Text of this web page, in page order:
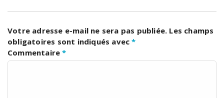
Votre adresse e-mail ne sera pas publiée. Les champs
obligatoires sont indiqués avec*
Commentaire*